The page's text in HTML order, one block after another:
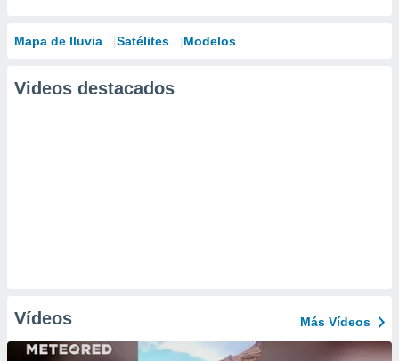
Mapa de lluvia Satélites Modelos
Videos destacados
Vídeos Más Vídeos